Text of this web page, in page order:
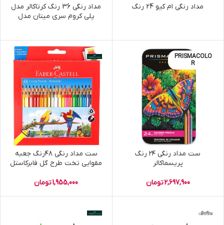
مداد رنگی ام کیو 24 رنگ
مداد رنگی 36 رنگ کرتاکالر مدل
پلی کروم سری میتان مدل
PRISMACOLO
R
ست مداد رنگی ۲۴ رنگ
پریسماکالر
2,697,900تومان
ست مداد رنگی ۴۸رنگ جعبه
مقوایی تخت طرح گل فابرکاستل
1,955,000تومان